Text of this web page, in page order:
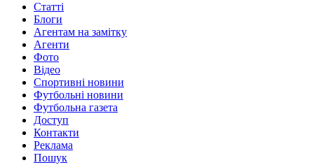
Статті
Блоги
Агентам на замітку
Агенти
Фото
Відео
Спортивні новини
Футбольні новини
Футбольна газета
Доступ
Контакти
Реклама
Пошук